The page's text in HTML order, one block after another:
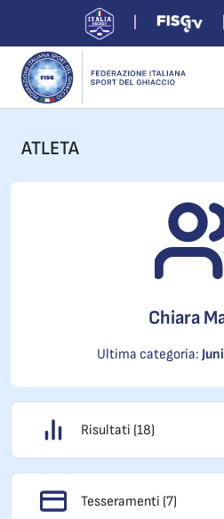
ATLETA
Chiara
Ultima categoria:
Risultati (18)
Tesseramenti (7)